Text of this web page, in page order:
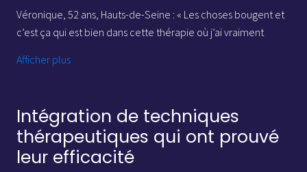
Véronique, 52 ans, Hauts-de-Seine : « Les choses bougent et
c’est ça qui est bien dans cette thérapie où j’ai vraiment
totalité de l’être humain qui est en avant. »
Arnaud, 35 ans, Paris : « Ça faisait longtemps que je ne m’étais
pas senti aussi pêchu ! J’ai tapé à la bonne porte. »
Anne, 26 ans, Hauts-de Seine : « Je ne regrette pas du tout
Afficher plus
Intégration de techniques
thérapeutiques qui ont prouvé
leur efficacité